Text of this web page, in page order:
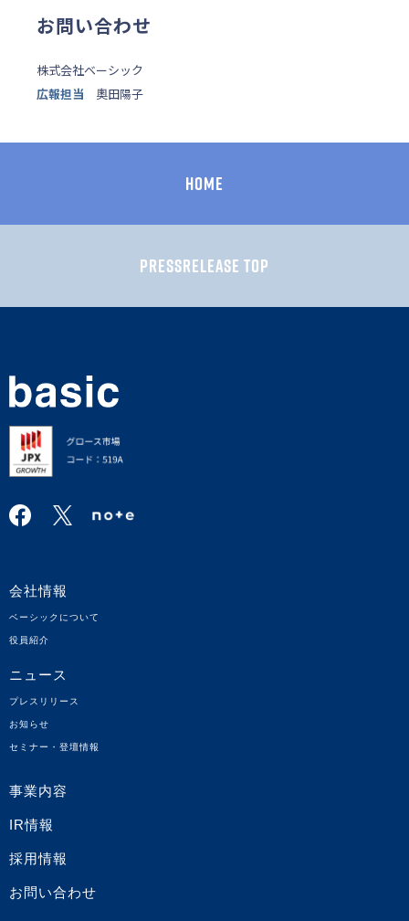
お問い合わせ
株式会社ベーシック
広報担当 奧田陽子
HOME
PRESSRELEASE TOP
会社情報
ベーシックについて
役員紹介
ニュース
プレスリリース
お知らせ
セミナー・登壇情報
事業内容
IR情報
採用情報
お問い合わせ